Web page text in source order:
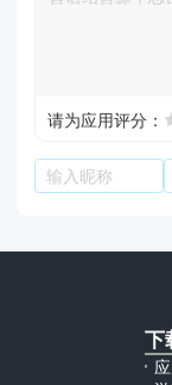
请为应用评分：
下